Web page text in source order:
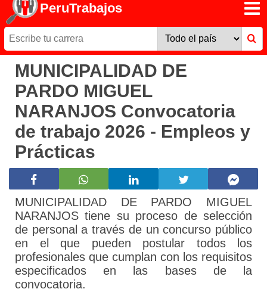
PeruTrabajos
MUNICIPALIDAD DE
PARDO MIGUEL
NARANJOS Convocatoria
de trabajo 2026 - Empleos y
Prácticas
MUNICIPALIDAD DE PARDO MIGUEL
NARANJOS tiene su proceso de selección
de personal a través de un concurso público
en el que pueden postular todos los
profesionales que cumplan con los requisitos
especificados en las bases de la
convocatoria.